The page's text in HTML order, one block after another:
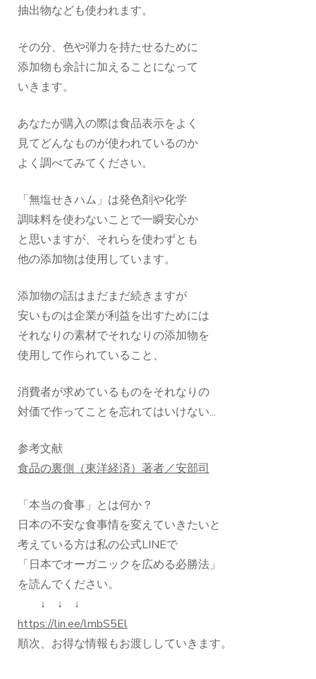
抽出物なども使われます。
その分、色や弾力を持たせるために
添加物も余計に加えることになって
いきます。
あなたが購入の際は食品表示をよく
見てどんなものが使われているのか
よく調べてみてください。
「無塩せきハム」は発色剤や化学
調味料を使わないことで一瞬安心か
と思いますが、それらを使わずとも
他の添加物は使用しています。
添加物の話はまだまだ続きますが
安いものは企業が利益を出すためには
それなりの素材でそれなりの添加物を
使用して作られていること、
消費者が求めているものをそれなりの
対価で作ってことを忘れてはいけない...
参考文献
食品の裏側（東洋経済）著者／安部司
「本当の食事」とは何か？
日本の不安な食事情を変えていきたいと
考えている方は私の公式LINEで
「日本でオーガニックを広める必勝法」
を読んでください。
↓ ↓ ↓
https://lin.ee/lmbS5El
順次、お得な情報もお渡ししていきます。